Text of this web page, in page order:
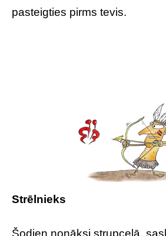
pasteigties pirms tevis.
Strēlnieks
Šodien nonāksi strupceļā,